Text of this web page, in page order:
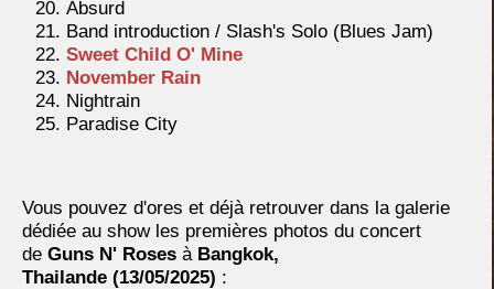
Absurd
Band introduction / Slash's Solo (Blues Jam)
Sweet Child O' Mine
November Rain
Nightrain
Paradise City
Vous pouvez d'ores et déjà retrouver dans la galerie
dédiée au show les premières photos du concert
de Guns N' Roses à Bangkok,
Thailande (13/05/2025) :